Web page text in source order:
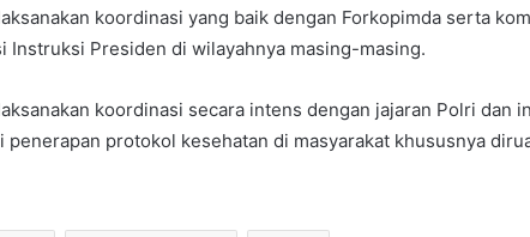
koordinasi yang baik dengan Forkopimda serta
Instruksi Presiden di wilayahnya masing-masing.
koordinasi secara intens dengan jajaran Polri dan
protokol kesehatan di masyarakat khususnya